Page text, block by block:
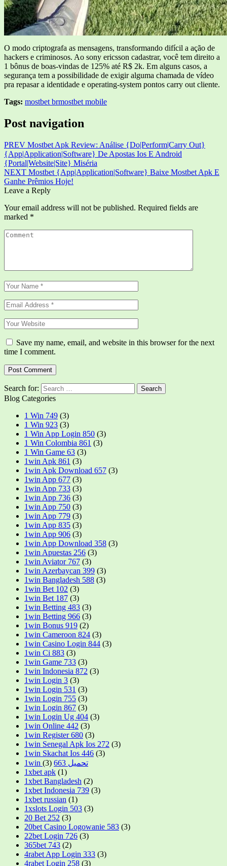
O modo criptografa as mensagens, transformando difícil a ação de
hackers e criminosos. Ao sony ericsson cadastrar, você tem direito a
1 bônus de boas-vindas de 125% até R$ 2k. Em alguns casos, a
segurança tem a possibilidade de exigir alguma chamada de vídeo
pra repasar a identidade e operating-system pontos carry out cliente.
Tags: mostbet brmostbet mobile
Post navigation
PREV Mostbet Apk Review: Análise {Do|Perform|Carry Out}
{App|Application|Software} De Apostas Ios E Android
{Portal|Website|Site} Miséria
NEXT Mostbet {App|Application|Software} Baixe Mostbet Apk E
Ganhe Prêmios Hoje!
Leave a Reply
Your email address will not be published. Required fields are
marked *
Save my name, email, and website in this browser for the next
time I comment.
Search for:
Blog Categories
1 Win 749 (3)
1 Win 923 (3)
1 Win App Login 850 (3)
1 Win Colombia 861 (3)
1 Win Game 63 (3)
1win Apk 861 (3)
1win Apk Download 657 (3)
1win App 677 (3)
1win App 733 (3)
1win App 736 (3)
1win App 750 (3)
1win App 779 (3)
1win App 835 (3)
1win App 906 (3)
1win App Download 358 (3)
1win Apuestas 256 (3)
1win Aviator 767 (3)
1win Azerbaycan 399 (3)
1win Bangladesh 588 (3)
1win Bet 102 (3)
1win Bet 187 (3)
1win Betting 483 (3)
1win Betting 966 (3)
1win Bonus 919 (2)
1win Cameroon 824 (3)
1win Casino Login 844 (3)
1win Ci 883 (3)
1win Game 733 (3)
1win Indonesia 872 (3)
1win Login 3 (3)
1win Login 531 (3)
1win Login 755 (3)
1win Login 867 (3)
1win Login Ug 404 (3)
1win Online 442 (3)
1win Register 680 (3)
1win Senegal Apk Ios 272 (3)
1win Skachat Ios 446 (3)
1win تحميل 663
(3)
1xbet apk (1)
1xbet Bangladesh (2)
1xbet Indonesia 739 (3)
1xbet russian (1)
1xslots Login 503 (3)
20 Bet 252 (3)
20bet Casino Logowanie 583 (3)
22bet Login 726 (3)
365bet 743 (2)
4rabet App Login 333 (3)
4rabet Login 258 (3)